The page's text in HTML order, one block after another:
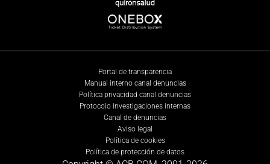
Portal de transparencia
Manual interno canal denuncias
Política privacidad canal denuncias
Protocolo investigaciones internas
Canal de denuncias
Aviso legal
Política de cookies
Política de protección de datos